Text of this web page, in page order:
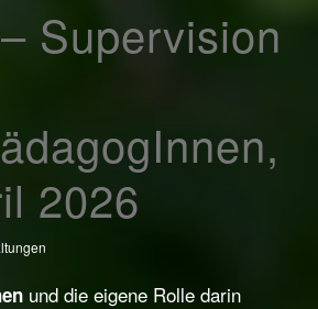
Supervision
2026
und die eigene Rolle darin